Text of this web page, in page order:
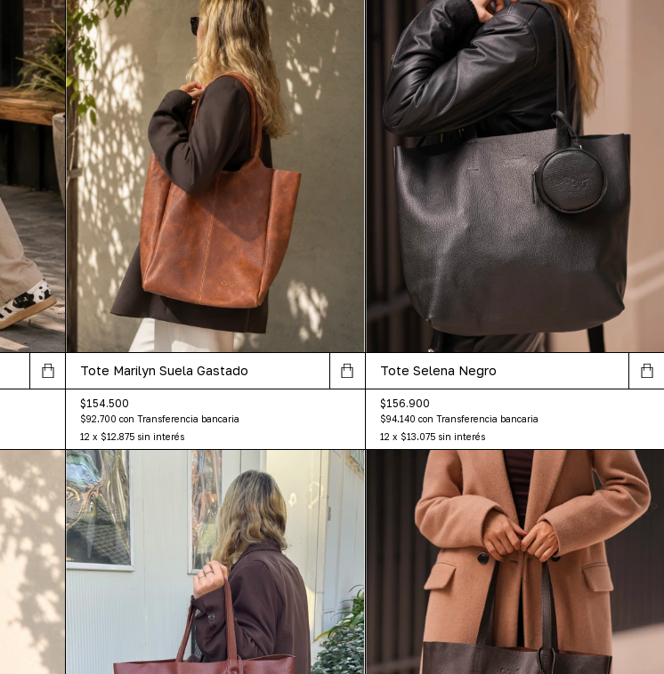
Tote Marilyn Suela Gastado
$154.500
$92.700 con Transferencia bancaria
12 x $12.875 sin interés
Tote Selena Negro
$156.900
$94.140 con Transferencia bancaria
12 x $13.075 sin interés